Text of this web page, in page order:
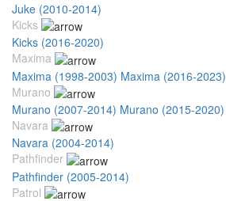
Juke (2010-2014)
Kicks
Kicks (2016-2020)
Maxima
Maxima (1998-2003) Maxima (2016-2023)
Murano
Murano (2007-2014) Murano (2015-2020)
Navara
Navara (2004-2014)
Pathfinder
Pathfinder (2005-2014)
Patrol